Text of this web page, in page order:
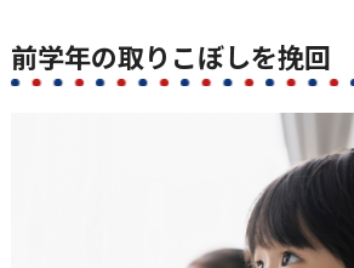
前学年の取りこぼしを挽回